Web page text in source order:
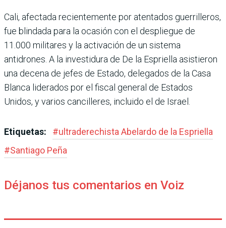
Cali, afectada recientemente por atentados guerrilleros,
fue blindada para la ocasión con el despliegue de
11.000 militares y la activación de un sistema
antidrones. A la investidura de De la Esprie­lla asistieron
una decena de jefes de Estado, delegados de la Casa
Blanca liderados por el fiscal general de Estados
Unidos, y varios cancilleres, incluido el de Israel.
Etiquetas: #ultraderechista Abe­lardo de la Espriella
#Santiago Peña
Déjanos tus comentarios en Voiz